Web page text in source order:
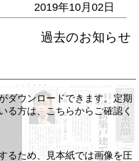
2019年10月02日
過去のお知らせ
ダウンロードできます。定期
る方は、こちらからご確認く
るため、見本紙では画像を圧